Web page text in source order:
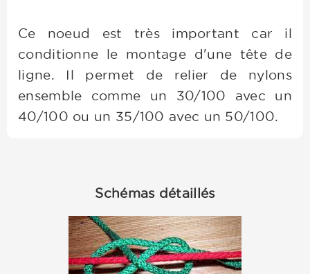
Ce noeud est très important car il
conditionne le montage d'une tête de
ligne. Il permet de relier de nylons
ensemble comme un 30/100 avec un
40/100 ou un 35/100 avec un 50/100.
Schémas détaillés